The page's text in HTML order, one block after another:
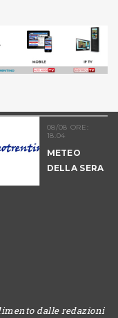
08/08 ORE:
18.04
METEO
DELLA SERA
dalle redazioni